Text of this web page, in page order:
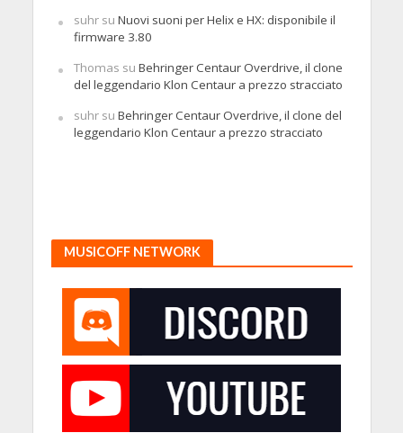
suhrsu Nuovi suoni per Helix e HX: disponibile il
firmware 3.80
Thomas su Behringer Centaur Overdrive, il clone
del leggendario Klon Centaur a prezzo stracciato
suhrsu Behringer Centaur Overdrive, il clone del
leggendario Klon Centaur a prezzo stracciato
MUSICOFF NETWORK